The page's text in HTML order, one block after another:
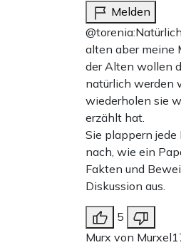
Melden
alten aber meine
der Alten wollen
natürlich werden
wiederholen sie
erzählt hat.
Sie plappern
nach, wie ein
Fakten und
Diskussion aus.
5
Murx von Murxel